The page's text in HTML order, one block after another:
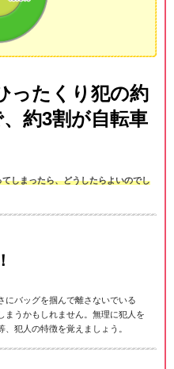
ったくり犯の約
約3割が自転車
しまったら、どうしたらよいのでし
にバッグを掴んで離さないでいる
まうかもしれません。無理に犯人を
犯人の特徴を覚えましょう。